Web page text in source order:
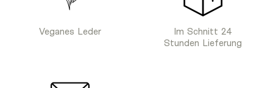
Veganes Leder
Im Schnitt 24
Stunden Lieferung